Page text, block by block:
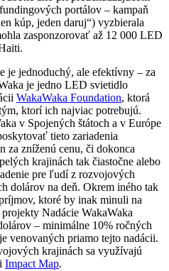
portálov – kampaň
kúp, jeden daruj“) vyzbierala
zasponzorovať až 12 000 LED
je jednoduchý, ale efektívny – za
je jedno LED svietidlo
WakaWaka Foundation, ktorá
ktorí ich najviac potrebujú.
v Spojených štátoch a v Európe
tieto zariadenia
za zníženú cenu, či dokonca
krajinách tak čiastočne alebo
pre ľudí z rozvojových
dolárov na deň. Okrem iného tak
ktoré by inak minuli na
Nadácie WakaWaka
– minimálne 10% ročných
venovaných priamo tejto nadácii.
krajinách sa využívajú
Impact Map.